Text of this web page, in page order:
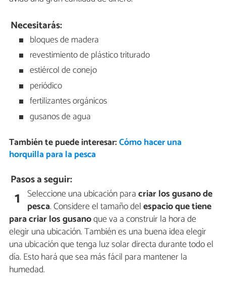
Necesitarás:
bloques de madera
revestimiento de plástico triturado
estiércol de conejo
periódico
fertilizantes orgánicos
gusanos de agua
También te puede interesar:Cómo hacer una
horquilla para la pesca
Pasos a seguir:
1 Seleccione una ubicación paracriar los gusano de
pesca. Considere el tamaño delespacio que tiene
para criar los gusanoque va a construir la hora de
elegir una ubicación. También es una buena idea elegir
una ubicación que tenga luz solar directa durante todo el
día. Esto hará que sea más fácil para mantener la
humedad.